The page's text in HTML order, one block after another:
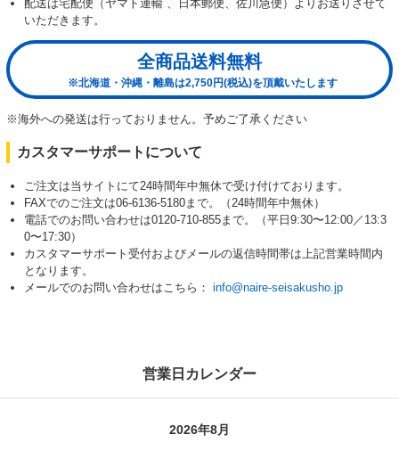
配送は宅配便（ヤマト運輸 、日本郵便、佐川急便）よりお送りさせて
いただきます。
全商品送料無料
※北海道・沖縄・離島は2,750円(税込)を頂戴いたします
※海外への発送は行っておりません。予めご了承ください
カスタマーサポートについて
ご注文は当サイトにて24時間年中無休で受け付けております。
FAXでのご注文は06-6136-5180まで。（24時間年中無休）
電話でのお問い合わせは0120-710-855まで。（平日9:30〜12:00／13:3
0〜17:30）
カスタマーサポート受付およびメールの返信時間帯は上記営業時間内
となります。
メールでのお問い合わせはこちら： info@naire-seisakusho.jp
営業日カレンダー
2026年8月